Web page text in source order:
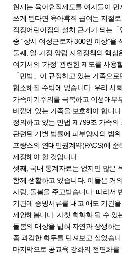
현재는 육아휴직제도를 여자들이
쓰게 된다면 육아휴직 급여는 저절
직장어린이집의 설치 근거가 되는
중 “상시 여성근로자 300인 이상”을
둘째, 일·가정 양립 지원정책의 핵심
여기서의 ‘가정’ 관련한 제도를 사용
「민법」이 규정하고 있는 가족으
협소해질 수밖에 없습니다. 우리 사
가족이기주의를 극복하고 이성애부
바깥에 있는 가족을 보호해야 합니
정의하고 있는 민법 제799조 가족
관련된 개별 법률에 피부양자의 범
프랑스의 연대민권계약(PACS)에
제정해야 할 것입니다.
셋째, 국내 통계자료는 없지만 많은
함께 생활하고 있습니다. 이들은 거
사랑, 돌봄을 주고받습니다. 따라서
기관에 증빙서류를 내고 애도 기간
제안해봅니다. 자칫 희화화 될 수 있
돌봄의 대상을 넓혀 자연과 상생하
좀 과감한 화두를 던져보고 싶었습
마지막으로 공교육 강화의 전면화